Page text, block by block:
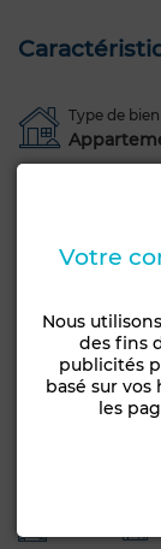
Type de bien
Orientation
Terrasse
Antenne
Chauffage
Votre
Nous
des fins
publicités
basé sur
les